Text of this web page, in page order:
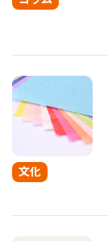
文化